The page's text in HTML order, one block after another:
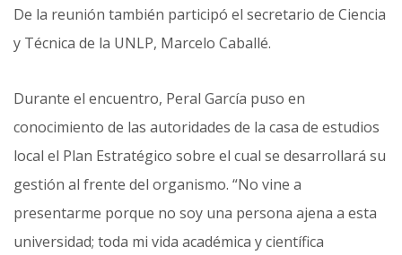
De la reunión también participó el secretario de Ciencia
y Técnica de la UNLP, Marcelo Caballé.
Durante el encuentro, Peral García puso en
conocimiento de las autoridades de la casa de estudios
local el Plan Estratégico sobre el cual se desarrollará su
gestión al frente del organismo. “No vine a
presentarme porque no soy una persona ajena a esta
universidad; toda mi vida académica y científica